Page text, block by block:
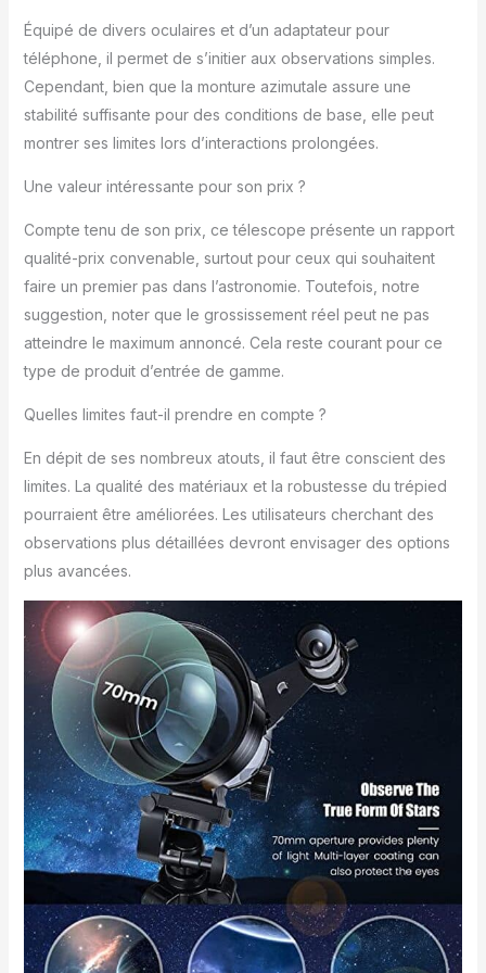
inclus sont disponibles
en H20 mm, H12,5 mm
et H6 mm, avec un
objectif de montage
Barlow 3x. En les
pouvez régler le
grossissement de 15x
à 150x, offrant la
polyvalence d'un
télescope
professionnel pour
répondre à vos divers
l'observation de la
même des objets
lointains. Trépied
portable réglable :
équipé d'un trépied
professionnel en
alliage d'aluminium, la
librement de 13 cm à
47 cm. 18,50 pouces).
Cela garantit la stabilité
pendant l'observation
et s'adapte aux
utilisateurs de
différentes hauteurs
pour plus de confort,
complétant le design
de ce télescope
portable. Le sac à dos
inclus facilite son
rangement lorsqu'il
n'est pas utilisé.
Adaptateur de
téléphone pratique :
Équipé de divers oculaires et d’un adaptateur pour
téléphone, il permet de s’initier aux observations simples.
Cependant, bien que la monture azimutale assure une
stabilité suffisante pour des conditions de base, elle peut
montrer ses limites lors d’interactions prolongées.
Une valeur intéressante pour son prix ?
Compte tenu de son prix, ce télescope présente un rapport
qualité-prix convenable, surtout pour ceux qui souhaitent
faire un premier pas dans l’astronomie. Toutefois, notre
suggestion, noter que le grossissement réel peut ne pas
atteindre le maximum annoncé. Cela reste courant pour ce
type de produit d’entrée de gamme.
Quelles limites faut-il prendre en compte ?
En dépit de ses nombreux atouts, il faut être conscient des
limites. La qualité des matériaux et la robustesse du trépied
pourraient être améliorées. Les utilisateurs cherchant des
observations plus détaillées devront envisager des options
plus avancées.